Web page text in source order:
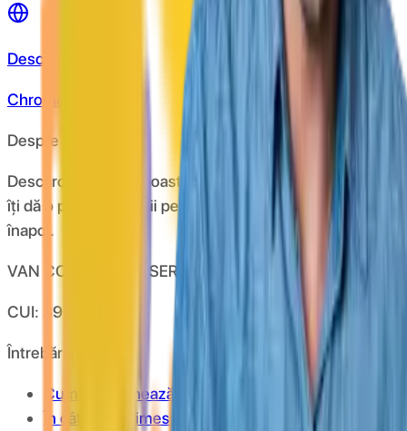
Descarcă de pe
Chrome store
Despre CashClub
Descarcă extensia noastră pentru browser și CashClub
îți dă o parte din banii pe care îi cheltuiești online
înapoi.
VAN CONSULTING SERVICES S.R.L.
CUI: 39743787
Întrebări frecvente
Cum funcționează?
În cât timp primesc banii în cont?